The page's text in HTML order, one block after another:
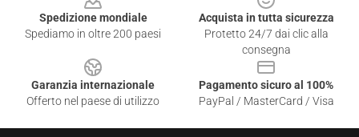
Spedizione mondiale
Spediamo in oltre 200 paesi
Acquista in tutta sicurezza
Protetto 24/7 dai clic alla
consegna
Garanzia internazionale
Offerto nel paese di utilizzo
Pagamento sicuro al 100%
PayPal / MasterCard / Visa